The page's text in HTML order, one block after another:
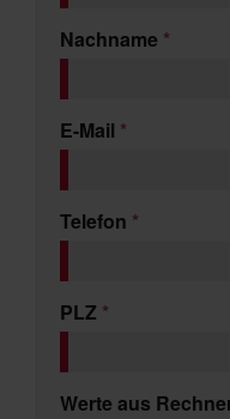
Nachname *
E-Mail *
Telefon *
PLZ *
Werte aus